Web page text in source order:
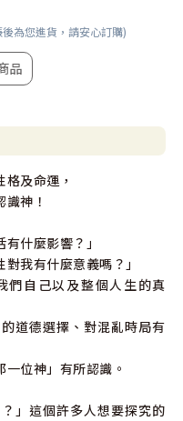
為您進貨，請安心訂購)
品
及命運，
神！
什麼影響？」
我有什麼意義嗎？」
們自己以及整個人生的真
道德選擇、對混亂時局有
位神」有所認識。
」這個許多人想要探究的